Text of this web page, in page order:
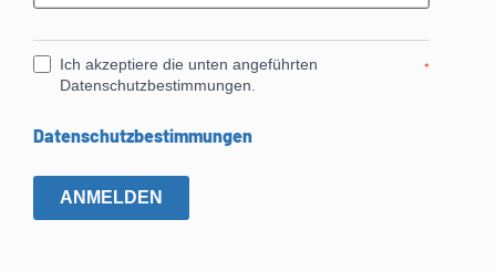
Ich akzeptiere die unten angeführten
Datenschutzbestimmungen.
*
Datenschutzbestimmungen
ANMELDEN